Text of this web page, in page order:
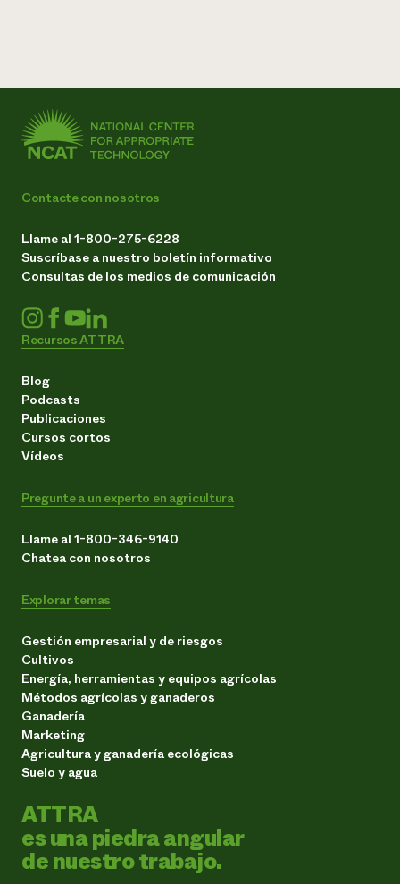
Contacte con nosotros
Llame al 1-800-275-6228
Suscríbase a nuestro boletín informativo
Consultas de los medios de comunicación
Recursos ATTRA
Blog
Podcasts
Publicaciones
Cursos cortos
Vídeos
Pregunte a un experto en agricultura
Llame al 1-800-346-9140
Chatea con nosotros
Explorar temas
Gestión empresarial y de riesgos
Cultivos
Energía, herramientas y equipos agrícolas
Métodos agrícolas y ganaderos
Ganadería
Marketing
Agricultura y ganadería ecológicas
Suelo y agua
ATTRA
es una piedra angular
de nuestro trabajo.